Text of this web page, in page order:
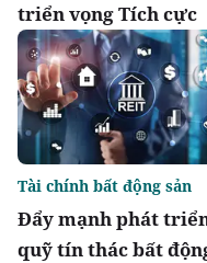
triển vọng Tích cực
Đẩy mạnh phát
quỹ tín thác bất
Tài chính bất động sản